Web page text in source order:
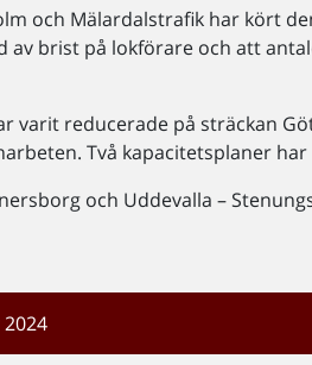
och Mälardalstrafik har kört
av brist på lokförare och att
varit reducerade på sträckan
Två kapacitetsplaner
och Uddevalla –